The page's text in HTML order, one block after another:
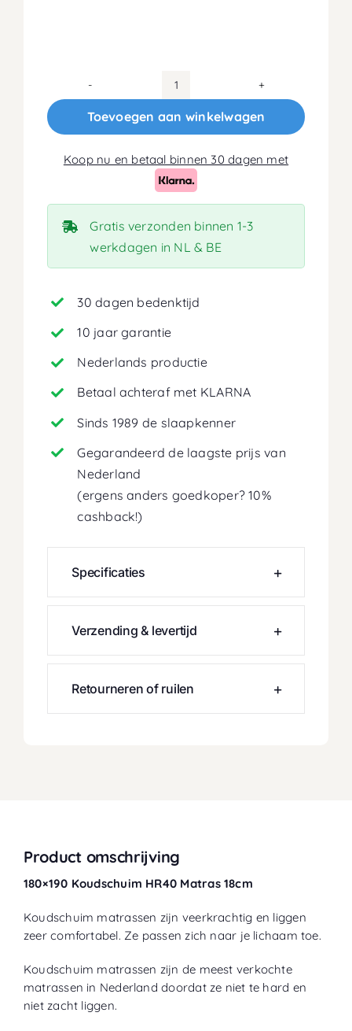
180x190
Koudschuim
18cm
aantal
Toevoegen aan winkelwagen
Koop nu en betaal binnen 30 dagen met
Gratis verzonden binnen 1-3
werkdagen in NL & BE
30 dagen bedenktijd
10 jaar garantie
Nederlands productie
Betaal achteraf met KLARNA
Sinds 1989 de slaapkenner
Gegarandeerd de laagste prijs van
Nederland
(ergens anders goedkoper? 10%
cashback!)
Specificaties
Verzending & levertijd
Retourneren of ruilen
Product omschrijving
180×190 Koudschuim HR40 Matras 18cm
Koudschuim matrassen zijn veerkrachtig en liggen
zeer comfortabel. Ze passen zich naar je lichaam toe.
Koudschuim matrassen zijn de meest verkochte
matrassen in Nederland doordat ze niet te hard en
niet zacht liggen.